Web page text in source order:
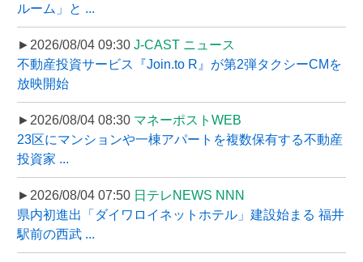
ルーム」と ...
►2026/08/04 09:30 J-CAST ニュース
不動産投資サービス『Join.to R』が第2弾タクシーCMを
放映開始
►2026/08/04 08:30 マネーポストWEB
23区にマンションや一棟アパートを複数保有する不動産
投資家 ...
►2026/08/04 07:50 日テレNEWS NNN
県内初進出「ダイワロイネットホテル」建設始まる 福井
駅前の西武 ...